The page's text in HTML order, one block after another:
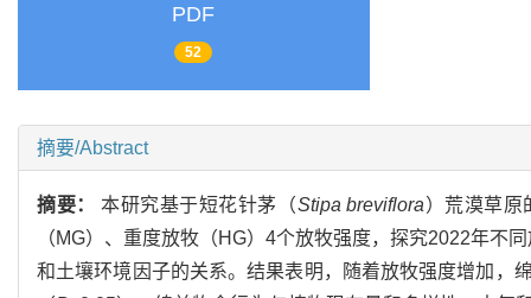
PDF
52
摘要/Abstract
摘要：本研究基于短花针茅（Stipa breviflora）荒漠草原
（MG）、重度放牧（HG）4个放牧强度，探究2022年不
和土壤环境因子的关系。结果表明，随着放牧强度增加，